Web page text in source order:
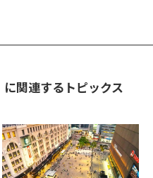
に関連するトピックス